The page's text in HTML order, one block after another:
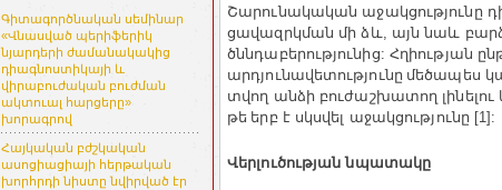
Գիտագործնական սեմինար
«Վնասված պերիֆերիկ
նյարդերի ժամանակակից
դիագնոստիկայի և
վիրաբուժական բուժման
ակտուալ հարցերը»
խորագրով
Հայկական բժշկական
ասոցիացիայի հերթական
խորհրդի նիստը նվիրված էր
Շարունակական աջակցությունը
ցավազրկման մի ձև, այն նաև
ծննդաբերությունից: Հղիության
արդյունավետությունը մեծապես
տվող անձի բուժաշխատող լինելու
թե երբ է սկսվել աջակցությունը[1]:
Վերլուծության նպատակը